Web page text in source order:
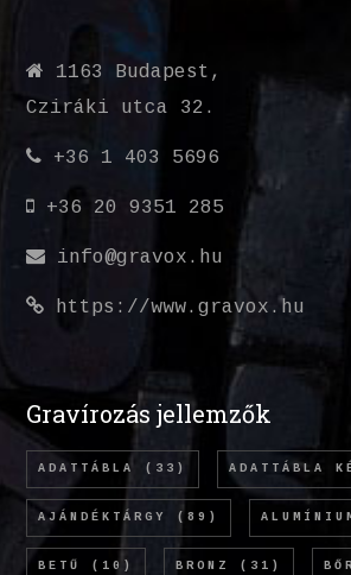
1163 Budapest,
Cziráki utca 32.
+36 1 403 5696
+36 20 9351 285
info@gravox.hu
https://www.gravox.hu
Gravírozás jellemzők
ADATTÁBLA (33) ADATTÁBLA
AJÁNDÉKTÁRGY (89) ALUMÍNIUM
BETŰ (10) BRONZ (31)